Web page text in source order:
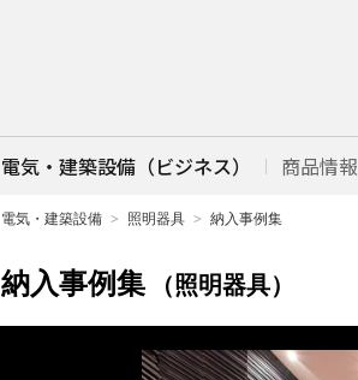
電気・建築設備（ビジネス） 商品情報
電気・建築設備 照明器具 納入事例集
納入事例集 （照明器具）